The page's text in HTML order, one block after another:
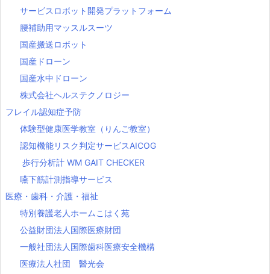
サービスロボット開発プラットフォーム
腰補助用マッスルスーツ
国産搬送ロボット
国産ドローン
国産水中ドローン
株式会社ヘルステクノロジー
フレイル認知症予防
体験型健康医学教室（りんご教室）
認知機能リスク判定サービスAICOG
歩行分析計 WM GAIT CHECKER
嚥下筋計測指導サービス
医療・歯科・介護・福祉
特別養護老人ホームこはく苑
公益財団法人国際医療財団
一般社団法人国際歯科医療安全機構
医療法人社団 醫光会